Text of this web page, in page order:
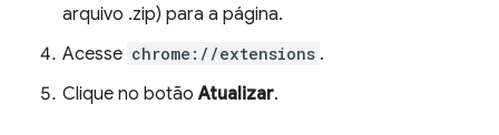
arquivo .zip) para a página.
Acesse chrome://extensions .
Clique no botãoAtualizar.